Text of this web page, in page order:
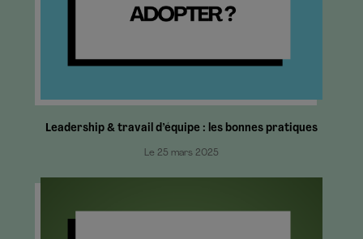
Leadership & travail d’équipe : les bonnes pratiques
Le 25 mars 2025